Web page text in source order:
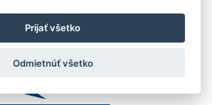
Prijať všetko
Odmietnúť všetko